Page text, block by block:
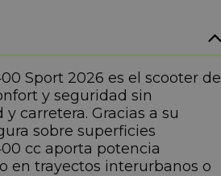
Sport 2026 es el scooter de
y seguridad sin
carretera. Gracias a su
sobre superficies
cc aporta potencia
en trayectos interurbanos o